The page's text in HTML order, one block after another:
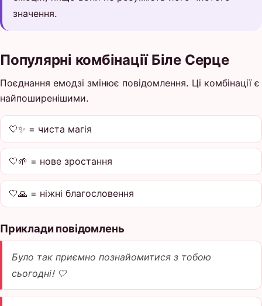
значення.
Популярні комбінації Біле Серце
Поєднання емодзі змінює повідомлення. Ці комбінації є
найпоширенішими.
🤍✨ = чиста магія
🤍🌱 = нове зростання
🤍🙏 = ніжні благословення
Приклади повідомлень
Було так приємно познайомитися з тобою
сьогодні! 🤍